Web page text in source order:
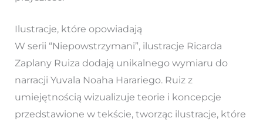
Ilustracje, które opowiadają
W serii “Niepowstrzymani”, ilustracje Ricarda
Zaplany Ruiza dodają unikalnego wymiaru do
narracji Yuvala Noaha Harariego. Ruiz z
umiejętnością wizualizuje teorie i koncepcje
przedstawione w tekście, tworząc ilustracje, które